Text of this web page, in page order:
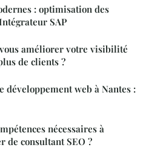
: optimisation des
SAP
améliorer votre visibilité
de clients ?
développement web à Nantes :
nécessaires à
de consultant SEO ?